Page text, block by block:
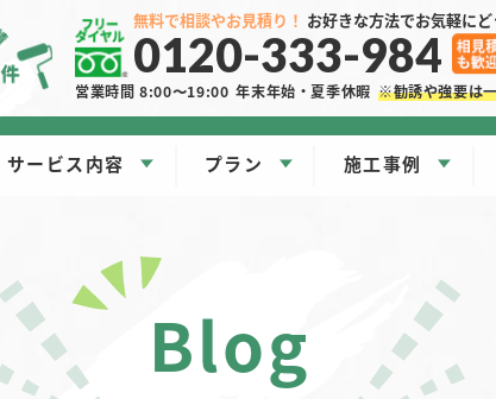
無料で相談やお見積り！ お好きな方法でお気軽に
0120-333-984
営業時間 8:00〜19:00 年末年始・夏季休暇 ※勧誘や強要は
サービス内容 プラン 施工事例
blog